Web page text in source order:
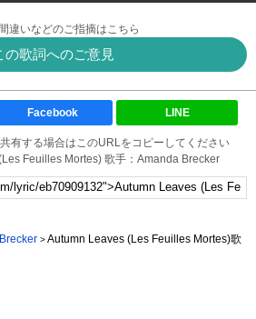
違いなどのご指摘はこちら
の歌詞へのご意見
Facebook LINE
有する場合はこのURLをコピーしてください
Feuilles Mortes) 歌手：Amanda Brecker
Autumn Leaves (Les Feuilles Mortes)歌